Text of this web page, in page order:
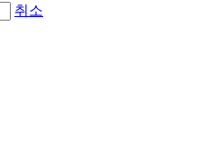
취소